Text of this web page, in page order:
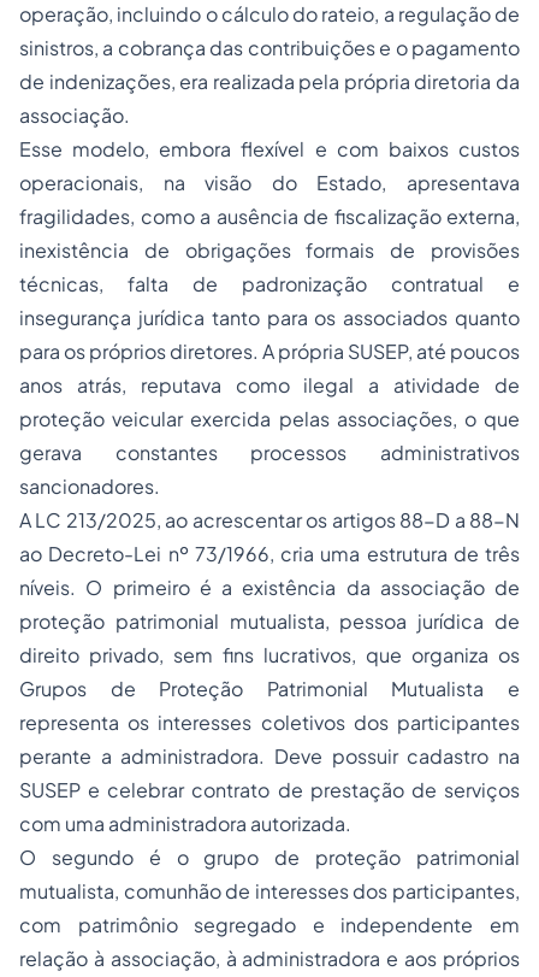
operação, incluindo o cálculo do rateio, a regulação de
sinistros, a cobrança das contribuições e o pagamento
de indenizações, era realizada pela própria diretoria da
associação.
Esse modelo, embora flexível e com baixos custos
operacionais, na visão do Estado, apresentava
fragilidades, como a ausência de fiscalização externa,
inexistência de obrigações formais de provisões
técnicas, falta de padronização contratual e
insegurança jurídica tanto para os associados quanto
para os próprios diretores. A própria SUSEP, até poucos
anos atrás, reputava como ilegal a atividade de
proteção veicular exercida pelas associações, o que
gerava constantes processos administrativos
sancionadores.
A LC 213/2025, ao acrescentar os artigos 88-D a 88-N
ao Decreto-Lei nº 73/1966, cria uma estrutura de três
níveis. O primeiro é a existência da associação de
proteção patrimonial mutualista, pessoa jurídica de
direito privado, sem fins lucrativos, que organiza os
Grupos de Proteção Patrimonial Mutualista e
representa os interesses coletivos dos participantes
perante a administradora. Deve possuir cadastro na
SUSEP e celebrar contrato de prestação de serviços
com uma administradora autorizada.
O segundo é o grupo de proteção patrimonial
mutualista, comunhão de interesses dos participantes,
com patrimônio segregado e independente em
relação à associação, à administradora e aos próprios